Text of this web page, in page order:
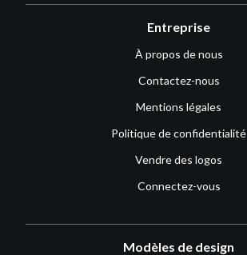
Entreprise
À propos de nous
Contactez-nous
Mentions légales
Politique de confidentialité
Vendre des logos
Connectez-vous
Modèles de design